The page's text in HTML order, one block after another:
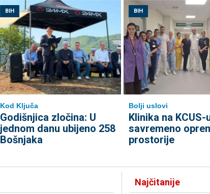
BIH
Kod Ključa
Godišnjica zločina: U
jednom danu ubijeno 258
Bošnjaka
BIH
Bolji uslovi
Klinika na KCUS-
savremeno
prostorije
Najčitanije